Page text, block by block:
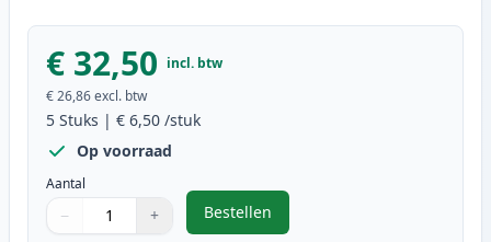
€ 32,50 incl. btw
€ 26,86excl. btw
5 Stuks | € 6,50 /stuk
Op voorraad
Aantal
Gebruik de knoppen om aan te passen
− +
1
Bestellen
,5 stuks Brother LC900